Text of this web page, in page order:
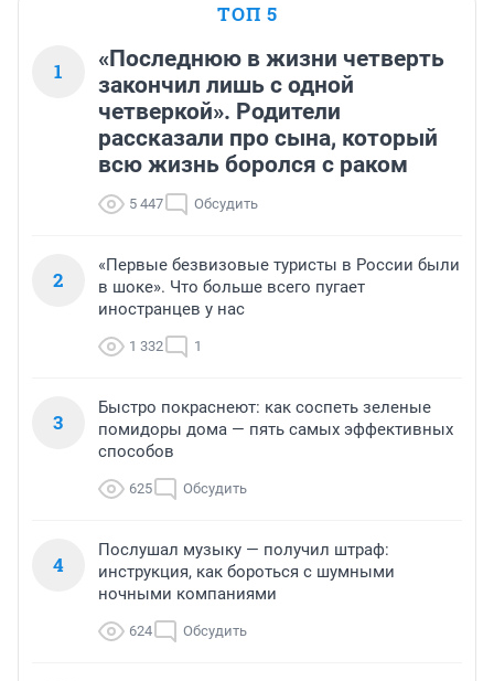
ТОП 5
1
«Последнюю в жизни четверть
закончил лишь с одной
четверкой». Родители
рассказали про сына, который
всю жизнь боролся с раком
5 447 Обсудить
2
«Первые безвизовые туристы в России были
в шоке». Что больше всего пугает
иностранцев у нас
1 332 1
3
Быстро покраснеют: как соспеть зеленые
помидоры дома — пять самых эффективных
способов
625 Обсудить
4
Послушал музыку — получил штраф:
инструкция, как бороться с шумными
ночными компаниями
624 Обсудить